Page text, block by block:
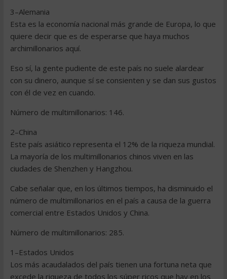
3–Alemania
Esta es la economía nacional más grande de Europa, lo que
quiere decir que es de esperarse que haya muchos
archimillonarios aquí.
Eso sí, la gente pudiente de este país no suele alardear
con su dinero, aunque sí se consienten y se dan sus gustos
con él de vez en cuando.
Número de multimillonarios: 146.
2–China
Este país asiático representa el 12% de la riqueza mundial.
La mayoría de los multimillonarios chinos viven en las
ciudades de Shenzhen y Hangzhou.
Cabe señalar que, en los últimos tiempos, ha disminuido el
número de multimillonarios en el país a causa de la guerra
comercial entre Estados Unidos y China.
Número de multimillonarios: 285.
1–Estados Unidos
Los más acaudalados del país tienen una fortuna neta que
excede la riqueza de todos los súper ricos que hay en los